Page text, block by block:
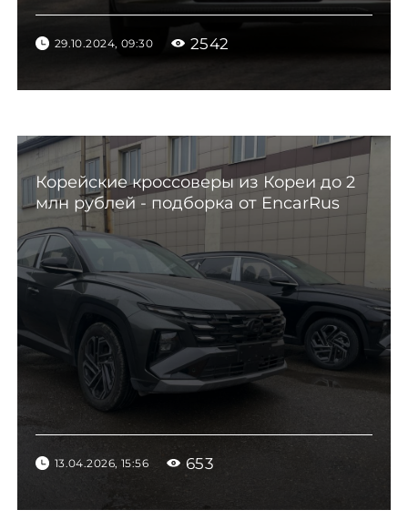
29.10.2024, 09:30 2542
Корейские кроссоверы из Кореи до 2
млн рублей - подборка от EncarRus
13.04.2026, 15:56 653